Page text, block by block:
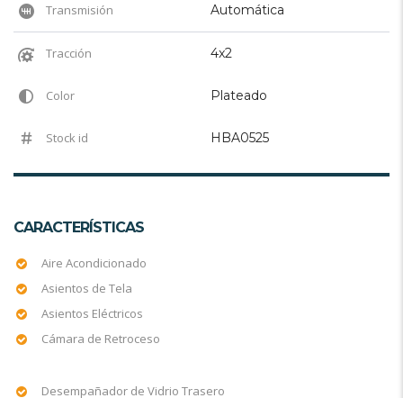
Transmisión Automática
Tracción 4x2
Color Plateado
Stock id HBA0525
CARACTERÍSTICAS
Aire Acondicionado
Asientos de Tela
Asientos Eléctricos
Cámara de Retroceso
Desempañador de Vidrio Trasero